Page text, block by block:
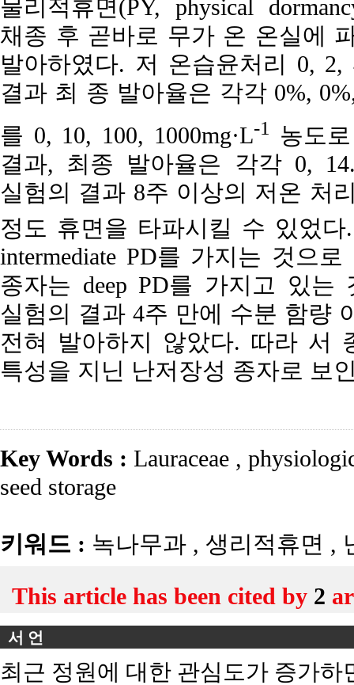
물리적휴면(PY, physical
채종 후 곧바로 무가 온 온실에
발아하였다. 저 온습윤처리 0, 2,
결과 최 종 발아율은 각각 0%,
를 0, 10, 100, 1000mg·L-1
농도
결과, 최종 발아율은 각각 0,
실험의 결과 8주 이상의 저온 처
정도 휴면을 타파시킬 수 있었
intermediate PD를 가지는 것으
종자는 deep PD를 가지고 있
실험의 결과 4주 만에 수분 함량
전혀 발아하지 않았다. 따라 서
특성을 지닌 난저장성 종자로 보
Key Words : Lauraceae ,
seed storage
키워드 : 녹나무과 , 생리적휴면 ,
This article has been cited by 2
서 언
최근 정원에 대한 관심도가 증가